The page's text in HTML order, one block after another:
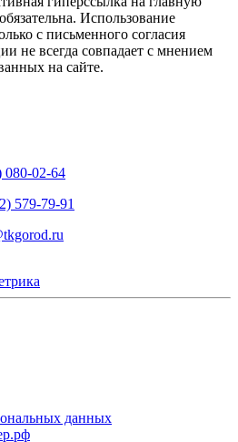
Использование
с письменного согласия
не всегда совпадает с мнением
на сайте.
080-02-64
579-79-91
данных